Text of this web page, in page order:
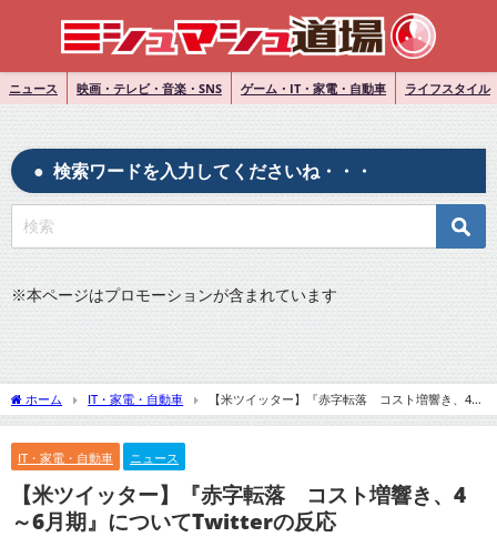
ニュース 映画・テレビ・音楽・SNS ゲーム・IT・家電・自動車 ライフスタイル
検索ワードを入力してくださいね・・・
※本ページはプロモーションが含まれています
ホーム IT・家電・自動車
【米ツイッター】『赤字転落 コスト増響き、4～
6月期』についてTwitterの反応
IT・家電・自動車 ニュース
【米ツイッター】『赤字転落 コスト増響き、4
～6月期』についてTwitterの反応